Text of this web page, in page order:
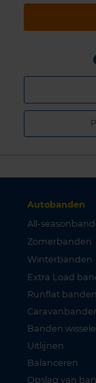
Autobanden
All-
Zomerbanden
Winterbanden
Extra Load
Runflat banden
Banden
Uitlijnen
Balanceren
Opslag van